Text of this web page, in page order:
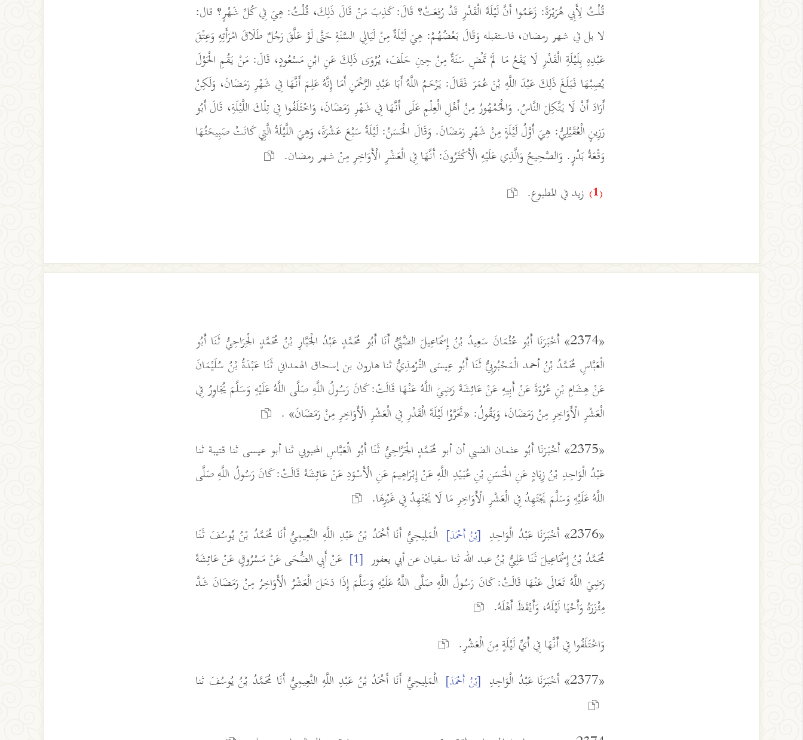
قُلْتُ لِأَبِي هُرَيْرَةَ: زَعَمُوا أَنَّ لَيْلَةَ الْقَدْرِ قَدْ رُفِعَتْ؟ قَالَ: كَذِبَ مَنْ قَالَ ذَلِكَ، قُلْتُ: هِيَ فِي كُلِّ شَهْرٍ؟ قال:
لا بل في شهر رمضان، فاستقبله وَقَالَ بَعْضُهُمْ: هِيَ لَيْلَةٌ مِنْ لَيَالِي السَّنَةِ حَتَّى لَوْ عَلَّقَ رَجُلٌ طَلَاقَ امْرَأَتِهِ وَعِتْقَ
عَبْدِهِ بِلَيْلَةِ الْقَدْرِ لَا يَقَعُ مَا لَمْ تَمْضِ سَنَةٌ مِنْ حِينِ حَلَفَ، يُرْوَى ذَلِكَ عَنِ ابْنِ مَسْعُودٍ، قَالَ: مَنْ يَقُمِ الْحَوْلَ
يُصِبْهَا فَبَلَغَ ذَلِكَ عَبْدَ اللَّهِ بْنَ عُمَرَ فَقَالَ: يَرْحَمُ اللَّهُ أَبَا عَبْدِ الرَّحْمَنِ أَمَا إِنَّهُ عَلِمَ أَنَّهَا فِي شَهْرِ رَمَضَانَ، وَلَكِنْ
أَرَادَ أَنْ لَا يَتَّكِلَ النَّاسُ. وَالْجُمْهُورُ مِنْ أَهْلِ الْعِلْمِ عَلَى أَنَّهَا فِي شَهْرِ رَمَضَانَ، وَاخْتَلَفُوا فِي تِلْكَ اللَّيْلَةِ، قَالَ أَبُو
رَزِينٍ الْعُقَيْلِيُّ: هِيَ أَوَّلُ لَيْلَةٍ مِنْ شَهْرِ رَمَضَانَ. وَقَالَ الْحَسَنُ: لَيْلَةُ سَبْعَ عَشْرَةَ، وَهِيَ اللَّيْلَةُ الَّتِي كَانَتْ صَبِيحَتُهَا
وَقْعَةُ بَدْرٍ. وَالصَّحِيحُ وَالَّذِي عَلَيْهِ الْأَكْثَرُونَ: أَنَّهَا فِي الْعَشْرِ الْأَوَاخِرِ مِنْ شهر رمضان.
(1) زيد في المطبوع.
«2374» أَخْبَرَنَا أَبُو عُثْمَانَ سَعِيدُ بْنُ إِسْمَاعِيلَ الضَّبِّيُّ أَنَا أَبُو مُحَمَّدٍ عَبْدُ الْجَبَّارِ بْنُ مُحَمَّدٍ الْجِرَاحِيُّ ثَنَا أَبُو
الْعَبَّاسِ مُحَمَّدُ بْنُ أحمد الْمَحْبُوبِيُّ ثَنَا أَبُو عِيسَى التِّرْمِذِيُّ ثنا هارون بن إسحاق الهمداني ثَنَا عَبْدَةُ بْنُ سُلَيْمَانَ
عَنْ هِشَامِ بْنِ عُرْوَةَ عَنْ أَبِيهِ عَنْ عَائِشَةَ رَضِيَ اللَّهُ عَنْهَا قَالَتْ: كَانَ رَسُولُ اللَّهِ صَلَّى اللَّهُ عَلَيْهِ وَسَلَّمَ يُجَاوِرُ فِي
الْعَشْرِ الْأَوَاخِرِ مِنْ رَمَضَانَ، وَيَقُولُ: «تَحَرَّوْا لَيْلَةَ الْقَدْرِ فِي الْعَشْرِ الْأَوَاخِرِ مِنْ رَمَضَانَ» .
«2375» أَخْبَرَنَا أَبُو عثمان الضبي أن أبو مُحَمَّدٍ الْجَرَّاحِيُّ ثَنَا أَبُو الْعَبَّاسِ المحبوبي ثنا أبو عيسى ثنا قتيبة ثنا
عَبْدُ الْوَاحِدِ بْنُ زِيَادٍ عَنِ الْحَسَنِ بْنِ عُبَيْدِ اللَّهِ عَنْ إِبْرَاهِيمَ عَنِ الْأَسْوَدِ عَنْ عَائِشَةَ قَالَتْ: كَانَ رَسُولُ اللَّهِ صَلَّى
اللَّهُ عَلَيْهِ وَسَلَّمَ يَجْتَهِدُ فِي الْعَشْرِ الْأَوَاخِرِ مَا لَا يَجْتَهِدُ فِي غَيْرِهَا.
«2376» أَخْبَرَنَا عَبْدُ الْوَاحِدِ
[بْنُ أَحْمَدَ] الْمَلِيحِيُّ أَنَا أَحْمَدُ بْنُ عَبْدِ اللَّهِ النَّعِيمِيُّ أَنَا مُحَمَّدُ بْنُ يُوسُفَ ثَنَا
مُحَمَّدُ بْنُ إِسْمَاعِيلَ ثَنَا عَلِيُّ بْنُ عبد الله ثنا سفيان عن أبي يعفور [1]
عَنْ أَبِي الضُّحَى عَنْ مَسْرُوقٍ عَنْ عَائِشَةَ
رَضِيَ اللَّهُ تَعَالَى عَنْهَا قَالَتْ: كَانَ رَسُولُ اللَّهِ صَلَّى اللَّهُ عَلَيْهِ وَسَلَّمَ إِذَا دَخَلَ الْعَشْرُ الْأَوَاخِرُ مِنْ رَمَضَانَ شَدَّ
مِئْزَرَهُ وَأَحْيَا لَيْلَهُ، وَأَيْقَظَ أَهْلَهُ.
وَاخْتَلَفُوا فِي أَنَّهَا فِي أَيِّ لَيْلَةٍ مِنَ الْعَشْرِ.
«2377» أَخْبَرَنَا عَبْدُ الْوَاحِدِ
[بْنُ أَحْمَدَ] الْمَلِيحِيُّ أَنَا أَحْمَدُ بْنُ عَبْدِ اللَّهِ النَّعِيمِيُّ أَنَا مُحَمَّدُ بْنُ يُوسُفَ ثنا